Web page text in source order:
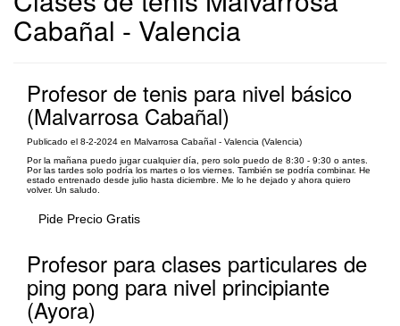
Cabañal - Valencia
Profesor de tenis para nivel básico
(Malvarrosa Cabañal)
Publicado el 8-2-2024 en Malvarrosa Cabañal - Valencia (Valencia)
Por la mañana puedo jugar cualquier día, pero solo puedo de 8:30 - 9:30 o antes.
Por las tardes solo podría los martes o los viernes. También se podría combinar. He
estado entrenado desde julio hasta diciembre. Me lo he dejado y ahora quiero
volver. Un saludo.
Pide Precio Gratis
Profesor para clases particulares de
ping pong para nivel principiante
(Ayora)